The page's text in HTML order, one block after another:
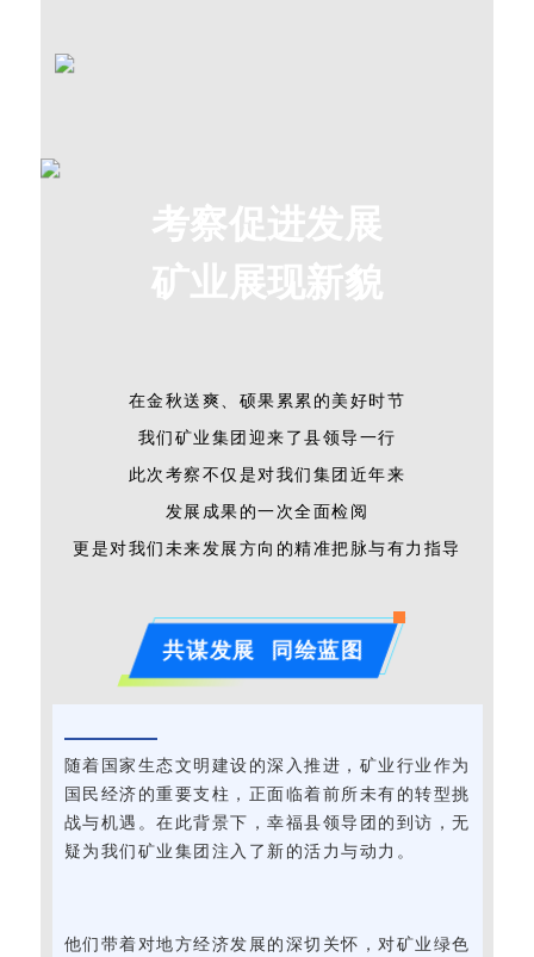
考察促进发展
矿业展现新貌
在金秋送爽、硕果累累的美好时节
我们矿业集团迎来了县领导一行
此次考察不仅是对我们集团近年来
发展成果的一次全面检阅
更是对我们未来发展方向的精准把脉与有力指导
共谋发展 同绘蓝图
随着国家生态文明建设的深入推进，矿业行业作为
国民经济的重要支柱，正面临着前所未有的转型挑
战与机遇。在此背景下，幸福县领导团的到访，无
疑为我们矿业集团注入了新的活力与动力。
他们带着对地方经济发展的深切关怀，对矿业绿色